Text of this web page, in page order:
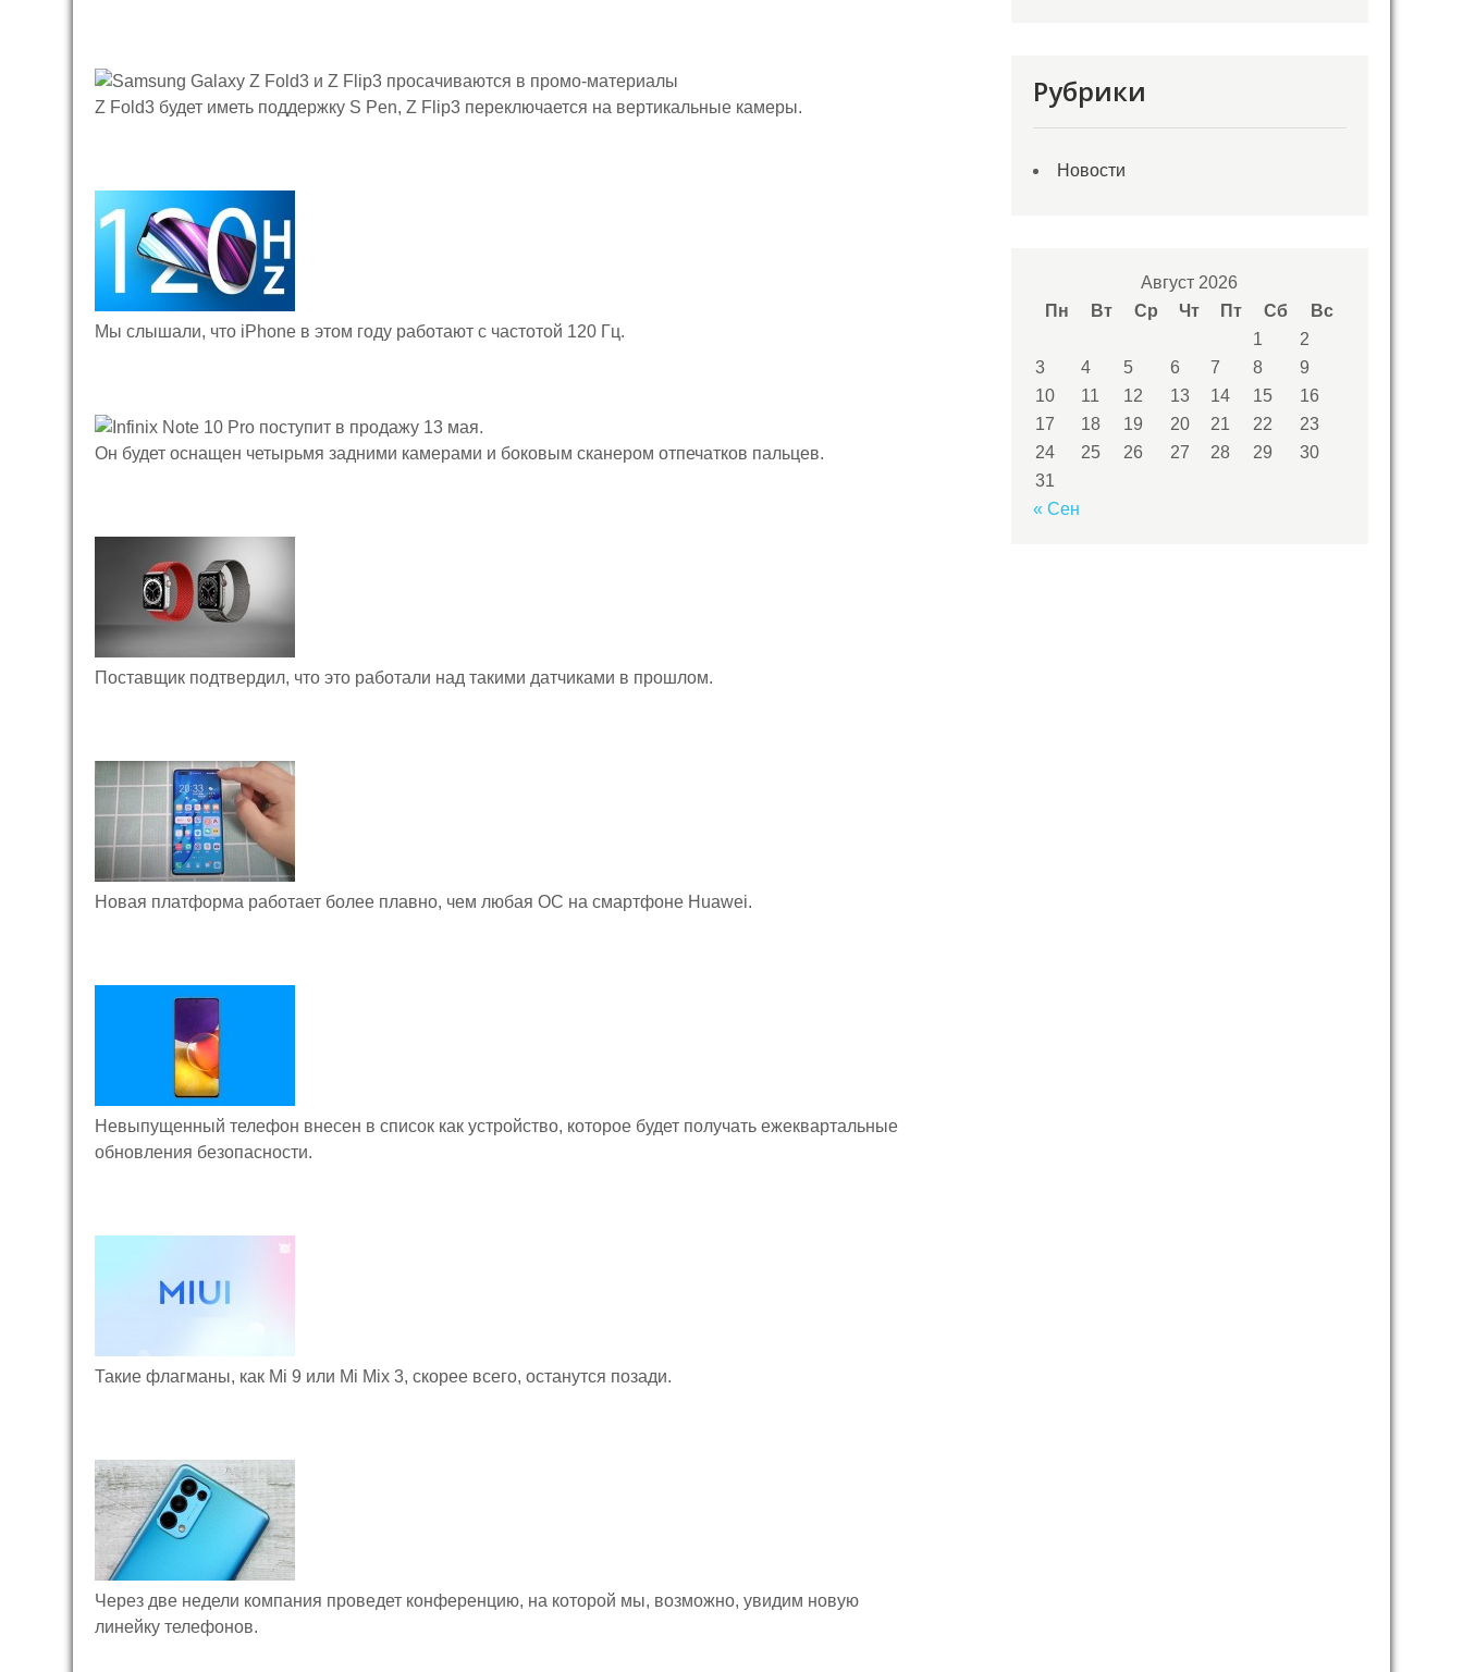
Z Fold3 будет иметь поддержку S Pen, Z Flip3 переключается на вертикальные камеры.
Мы слышали, что iPhone в этом году работают с частотой 120 Гц.
Он будет оснащен четырьмя задними камерами и боковым сканером отпечатков пальцев.
Поставщик подтвердил, что это работали над такими датчиками в прошлом.
Новая платформа работает более плавно, чем любая ОС на смартфоне Huawei.
Невыпущенный телефон внесен в список как устройство, которое будет получать ежеквартальные
обновления безопасности.
Такие флагманы, как Mi 9 или Mi Mix 3, скорее всего, останутся позади.
Через две недели компания проведет конференцию, на которой мы, возможно, увидим новую
линейку телефонов.
Рубрики
Новости
Август 2026
Пн
Вт Ср Чт Пт Сб
Вс
1
2
3
4 5 6 7 8
9
10
11 12 13 14 15
16
17
18 19 20 21 22
23
24
25 26 27 28 29
30
31
« Сен